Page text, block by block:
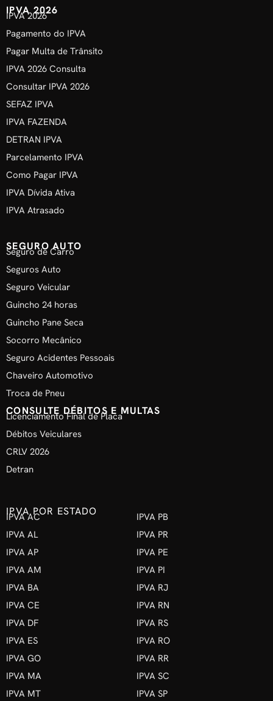
IPVA 2026
IPVA 2026
Pagamento do IPVA
Pagar Multa de Trânsito
IPVA 2026 Consulta
Consultar IPVA 2026
SEFAZ IPVA
IPVA FAZENDA
DETRAN IPVA
Parcelamento IPVA
Como Pagar IPVA
IPVA Dívida Ativa
IPVA Atrasado
SEGURO AUTO
Seguro de Carro
Seguros Auto
Seguro Veicular
Guincho 24 horas
Guincho Pane Seca
Socorro Mecânico
Seguro Acidentes Pessoais
Chaveiro Automotivo
Troca de Pneu
CONSULTE DÉBITOS E MULTAS
Licenciamento Final de Placa
Débitos Veiculares
CRLV 2026
Detran
IPVA POR ESTADO
IPVA AC
IPVA AL
IPVA AP
IPVA AM
IPVA BA
IPVA CE
IPVA DF
IPVA ES
IPVA GO
IPVA MA
IPVA MT
IPVA PB
IPVA PR
IPVA PE
IPVA PI
IPVA RJ
IPVA RN
IPVA RS
IPVA RO
IPVA RR
IPVA SC
IPVA SP